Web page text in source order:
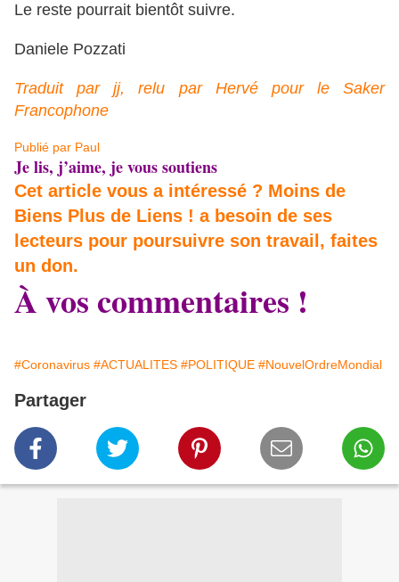
Le reste pourrait bientôt suivre.
Daniele Pozzati
Traduit par jj, relu par Hervé pour le Saker
Francophone
Publié par Paul
Je lis, j’aime, je vous soutiens
Cet article vous a intéressé ? Moins de
Biens Plus de Liens ! a besoin de ses
lecteurs pour poursuivre son travail, faites
un don.
À vos commentaires !
#Coronavirus #ACTUALITES #POLITIQUE #NouvelOrdreMondial
Partager